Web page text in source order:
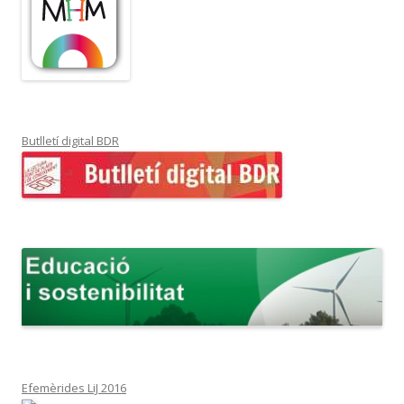
Butlletí digital BDR
Efemèrides LiJ 2016